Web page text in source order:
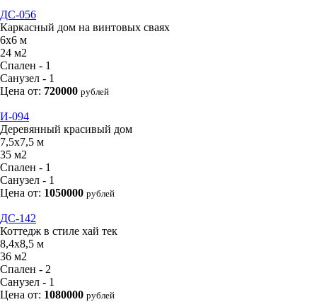
ДС-056
Каркасный дом на винтовых сваях
6х6 м
24 м2
Спален - 1
Санузел - 1
Цена от: 720000 рублей
И-094
Деревянный красивый дом
7,5х7,5 м
35 м2
Спален - 1
Санузел - 1
Цена от: 1050000 рублей
ДС-142
Коттедж в стиле хай тек
8,4х8,5 м
36 м2
Спален - 2
Санузел - 1
Цена от: 1080000 рублей